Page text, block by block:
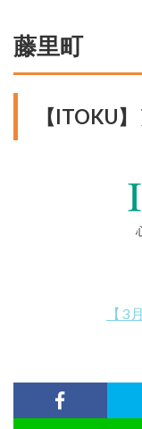
藤里町
【ITOKU
【3